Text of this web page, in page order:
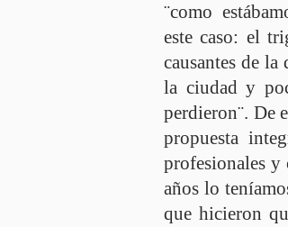
¨como
este caso: el
causantes de
la ciudad y
perdieron¨. De
propuesta
profesionales y
años lo
que hicieron